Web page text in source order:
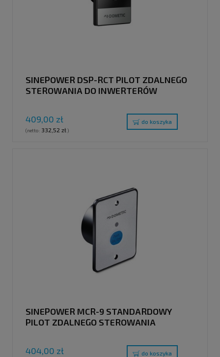
SINEPOWER DSP-RCT PILOT ZDALNEGO
STEROWANIA DO INWERTERÓW
409,00 zł
(netto: 332,52 zł)
do koszyka
SINEPOWER MCR-9 STANDARDOWY
PILOT ZDALNEGO STEROWANIA
404,00 zł do koszyka